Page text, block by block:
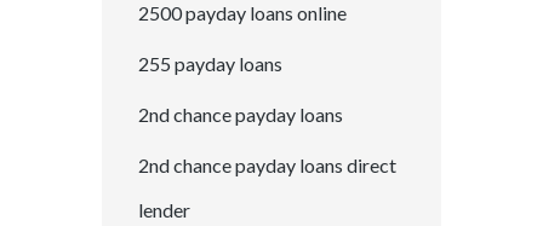
2500 payday loans online
255 payday loans
2nd chance payday loans
2nd chance payday loans direct
lender